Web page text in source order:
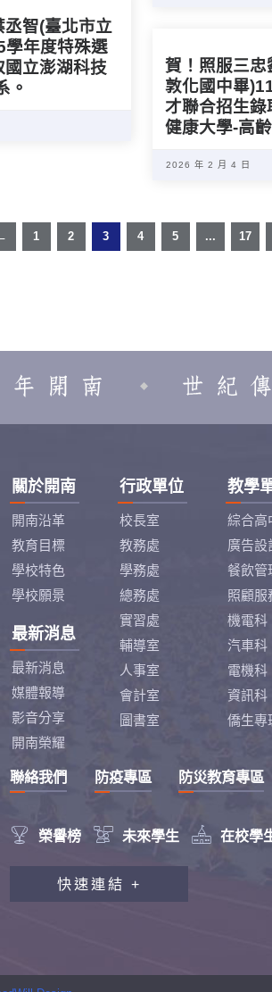
智(臺北市立
學年度特殊選
立澎湖科技
。
賀！照服三忠
敦化國中畢
才聯合招生錄
健康大學-高
2026 年 2 月 4 日
1 2 3 4 5 ... 17
關於開南
開南沿革
教育目標
學校特色
學校願景
最新消息
最新消息
媒體報導
影音分享
開南榮耀
行政單位
校長室
教務處
學務處
總務處
實習處
輔導室
人事室
會計室
圖書室
教學
綜合高
廣告設
餐飲管
照顧服
機電科
汽車科
電機科
資訊科
僑生專
 榮譽榜  未來學生  在校學
聯絡我們 防疫專區 防災教育專區
快速連結 +
教職員工研習專區